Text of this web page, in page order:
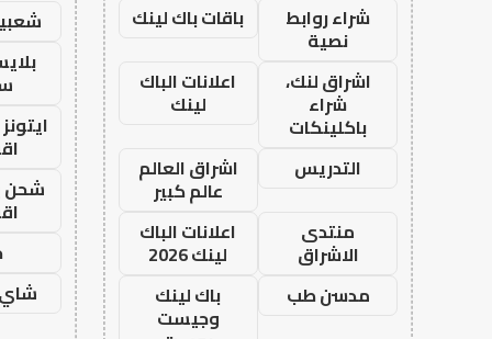
شراء روابط
نصية
باقات باك لينك
اشراق لنك،
شراء
باكلينكات
اعلانات الباك
لينك
التدريس
اشراق العالم
عالم كبير
منتدى
الاشراق
اعلانات الباك
لينك 2026
مدسن طب
باك لينك
وجيست
شحن